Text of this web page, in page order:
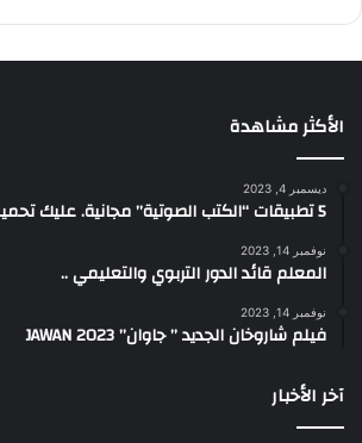
الأكثر مشاهدة
ديسمبر 4, 2023
5 تطبيقات “الكتب الصوتية” مجانية. عليك تحميلها لمحبي القراءة
نوفمبر 14, 2023
المعلم قائد الدور التربوي والتعليمي ..
نوفمبر 14, 2023
فيلم شاروخان الجديد ” جاوان” JAWAN 2023
آخر الأخبار